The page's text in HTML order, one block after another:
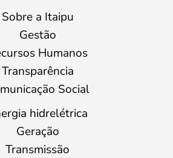
Sobre a Itaipu
Gestão
Humanos
Transparência
Social
hidrelétrica
Geração
Transmissão